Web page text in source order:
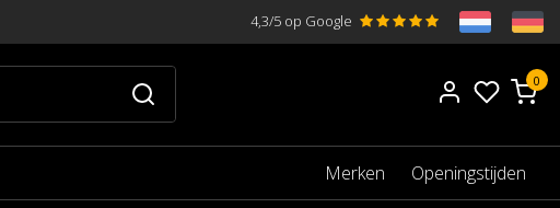
4,3/5 op Google
0
Merken Openingstijden